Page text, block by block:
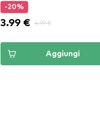
-20%
3.99 € 4.99 €
Aggiungi